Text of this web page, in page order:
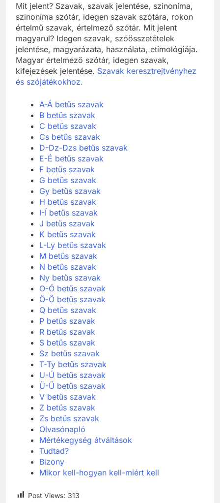
Mit jelent? Szavak, szavak jelentése, szinoníma,
szinoníma szótár, idegen szavak szótára, rokon
értelmű szavak, értelmező szótár. Mit jelent
magyarul? Idegen szavak, szóösszetételek
jelentése, magyarázata, használata, etimológiája.
Magyar értelmező szótár, idegen szavak,
kifejezések jelentése. Szavak keresztrejtvényhez
és szójátékokhoz.
A-Á betűs szavak
B betűs szavak
C betűs szavak
Cs betűs szavak
D-Dz-Dzs betűs szavak
E-É betűs szavak
F betűs szavak
G betűs szavak
Gy betűs szavak
H betűs szavak
I-Í betűs szavak
J betűs szavak
K betűs szavak
L-Ly betűs szavak
M betűs szavak
N betűs szavak
Ny betűs szavak
O-Ó betűs szavak
Ö-Ő betűs szavak
Q betűs szavak
P betűs szavak
R betűs szavak
S betűs szavak
Sz betűs szavak
T-Ty betűs szavak
U-Ú betűs szavak
Ü-Ű betűs szavak
V betűs szavak
Z betűs szavak
Zs betűs szavak
Olvasónapló
Mértékegység átváltások
Tudtad?
Bizony
Mikor kell-hogyan kell-miért kell
Post Views: 313